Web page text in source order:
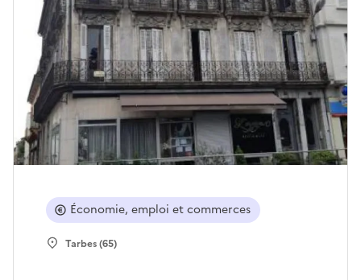
Économie, emploi et commerces
Tarbes (65)